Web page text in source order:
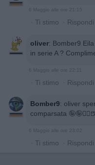
6 Maggio alle ore 21:15
· Ti stimo · Rispondi
oliver: Bomber9
in serie A ?
6 Maggio alle ore 22:11
· Ti stimo · Rispondi
Bomber9: oliver
comparsata
6 Maggio alle ore 23:02
· Ti stimo · Rispondi